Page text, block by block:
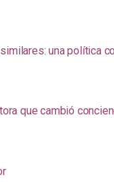
una política
que cambió